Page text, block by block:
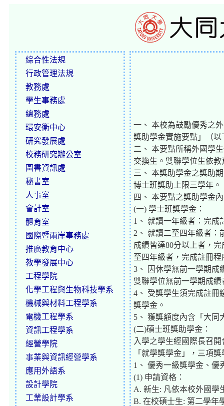
綜合性法規
行政管理法規
教務處
學生事務處
總務處
環安衛中心
研究發展處
校務研究辦公室
圖書資訊處
秘書室
人事室
會計室
體育室
國際暨兩岸事務處
推廣教育中心
教學發展中心
工程學院
化學工程與生物科技學系
機械與材料工程學系
電機工程學系
資訊工程學系
經營學院
事業與資訊經營學系
應用外語系
設計學院
工業設計學系
一、 本校為鼓勵優秀之
獎助學金實施要點」（
二、 本要點所稱外國學
交換生。雙聯學位生依
三、 本獎助學金之獎助
博士班獎助上限三學年。
四、 本要點之獎助學金
(一) 學士班獎學金：
1、 就讀一年級者：完成
2、 就讀二至四年級者：
成績皆達80分以上者，
至四年級者，完成註冊
3、 因休學無前一學期成
雙聯學位無前一學期成
4、 受獎學生須完成註冊
獎學金。
5、 獲獎額度內含「大同
(二)碩士班獎助學金：
入學之學生經國際長召
「就學獎學金」，三項
1、 優秀一級獎學金、優
(1) 申請資格：
A. 新生: 凡依本校外國學
B. 在校碩士生: 第二學年